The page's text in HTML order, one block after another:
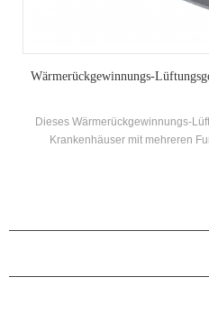
Wärmerückgewinnungs-
Dieses Wärmerückgewinnungs-
Krankenhäuser mit mehreren